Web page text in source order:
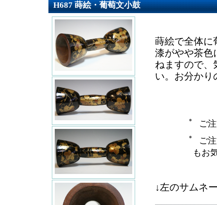
H687 蒔絵・葡萄文小鼓
蒔絵で全体に
漆がやや茶色
ねますので、
い。お分かり
ご
ご
もお
↓左のサムネ